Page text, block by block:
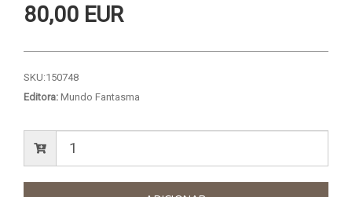
80,00 EUR
SKU:150748
Editora: Mundo Fantasma